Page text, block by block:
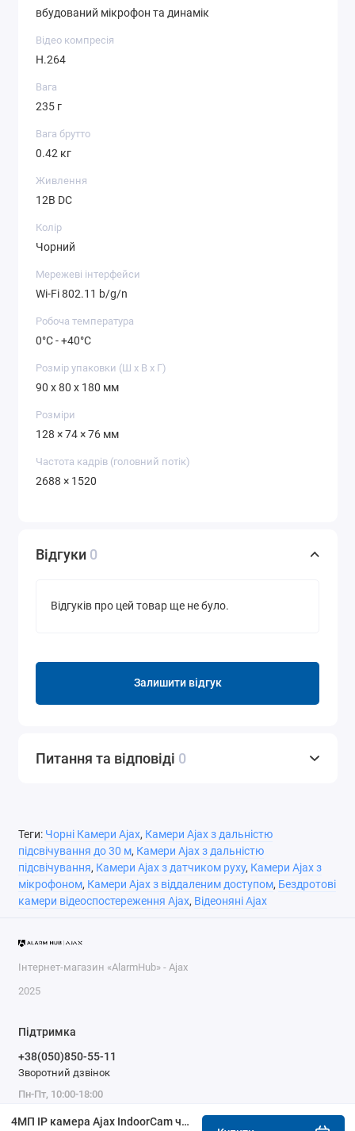
4МП IP камера Ajax IndoorCam чорна
вбудований мікрофон та динамік
Відео компресія
H.264
Вага
235 г
Вага брутто
0.42 кг
Живлення
12В DC
Колір
Чорний
Мережеві інтерфейси
Wi-Fi 802.11 b/g/n
Робоча температура
0°C - +40°C
Розмір упаковки (Ш х В х Г)
90 x 80 x 180 мм
Розміри
128 × 74 × 76 мм
Частота кадрів (головний потік)
2688 × 1520
Відгуки 0
Відгуків про цей товар ще не було.
Залишити відгук
Питання та відповіді 0
Теги: Чорні Камери Ajax, Камери Ajax з дальністю
підсвічування до 30 м, Камери Ajax з дальністю
підсвічування, Камери Ajax з датчиком руху, Камери Ajax з
мікрофоном, Камери Ajax з віддаленим доступом, Бездротові
камери відеоспостереження Ajax, Відеоняні Ajax
Інтернет-магазин «AlarmHub» - Ajax
2025
Підтримка
+38(050)850-55-11
Зворотний дзвінок
Пн-Пт, 10:00-18:00